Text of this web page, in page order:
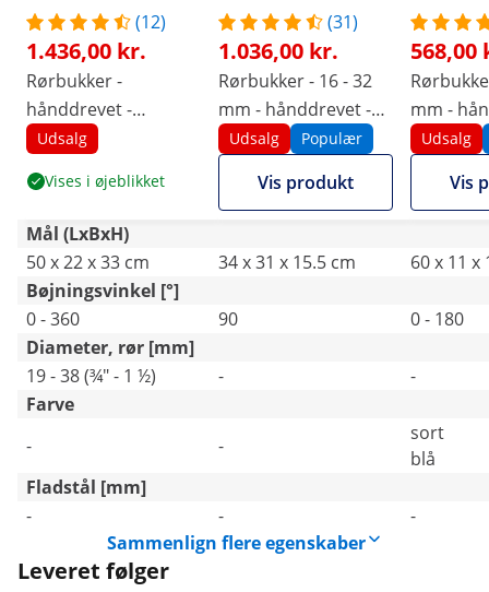
(12)
1.436,00 kr.
Rørbukker -
hånddrevet -
firkantrør 38 mm
Udsalg
Vises i øjeblikket
(31)
1.036,00 kr.
Rørbukker - 16 - 32
mm - hånddrevet -
90°
Udsalg Populær
Vis produkt
568,00
mm -
180°
Udsalg
Vis
Mål (LxBxH)
50 x 22 x 33 cm
34 x 31 x 15.5 cm
60 x 11 x
Bøjningsvinkel [°]
0 - 360
90
0 - 180
Diameter, rør [mm]
19 - 38 (¾" - 1 ½)
-
-
Farve
-
-
sort
blå
Fladstål [mm]
-
-
-
Sammenlign flere egenskaber
Leveret følger